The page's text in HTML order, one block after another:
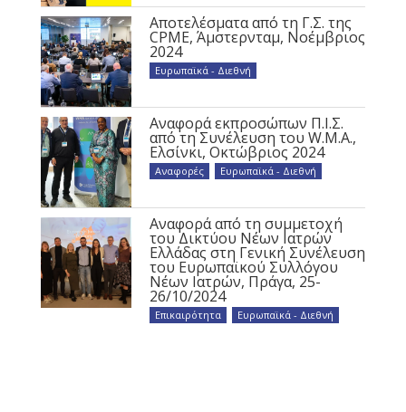
Αποτελέσματα από τη Γ.Σ. της
CPME, Άμστερνταμ, Νοέμβριος
2024
Ευρωπαϊκά - Διεθνή
Αναφορά εκπροσώπων Π.Ι.Σ.
από τη Συνέλευση του W.M.A.,
Ελσίνκι, Οκτώβριος 2024
Αναφορές Ευρωπαϊκά - Διεθνή
Αναφορά από τη συμμετοχή
του Δικτύου Νέων Ιατρών
Ελλάδας στη Γενική Συνέλευση
του Ευρωπαϊκού Συλλόγου
Νέων Ιατρών, Πράγα, 25-
26/10/2024
Επικαιρότητα Ευρωπαϊκά - Διεθνή